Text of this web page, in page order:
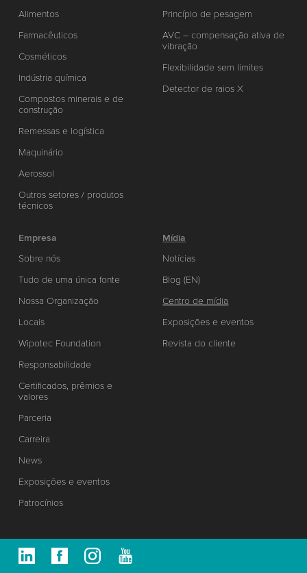
Alimentos
Farmacêuticos
Cosméticos
Indústria química
Compostos minerais e de
construção
Remessas e logística
Maquinário
Aerossol
Outros setores / produtos
técnicos
Princípio de pesagem
AVC – compensação ativa de
vibração
Flexibilidade sem limites
Detector de raios X
Empresa
Sobre nós
Tudo de uma única fonte
Nossa Organização
Locais
Wipotec Foundation
Responsabilidade
Certificados, prêmios e
valores
Parceria
Carreira
News
Exposições e eventos
Patrocínios
Mídia
Notícias
Blog (EN)
Centro de mídia
Exposições e eventos
Revista do cliente